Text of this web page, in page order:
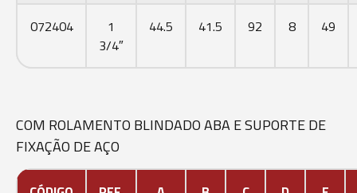
072404
1
3/4″
44.5 41.5 92 8 49
COM ROLAMENTO BLINDADO ABA E SUPORTE DE
FIXAÇÃO DE AÇO